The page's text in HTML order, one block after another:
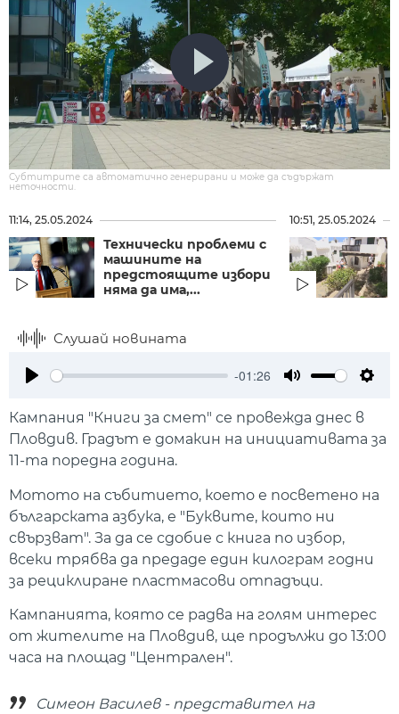
Субтитрите са автоматично генерирани и може да съдържат
неточности.
11:14, 25.05.2024
Технически проблеми с
машините на
предстоящите избори
няма да има,...
10:51, 25.05.2024
Слушай новината
-01:26
Кампания "Книги за смет" се провежда днес в
Пловдив. Градът е домакин на инициативата за
11-та поредна година.
Мотото на събитието, което е посветено на
българската азбука, е "Буквите, които ни
свързват". За да се сдобие с книга по избор,
всеки трябва да предаде един килограм годни
за рециклиране пластмасови отпадъци.
Кампанията, която се радва на голям интерес
от жителите на Пловдив, ще продължи до 13:00
часа на площад "Централен".
Симеон Василев - представител на